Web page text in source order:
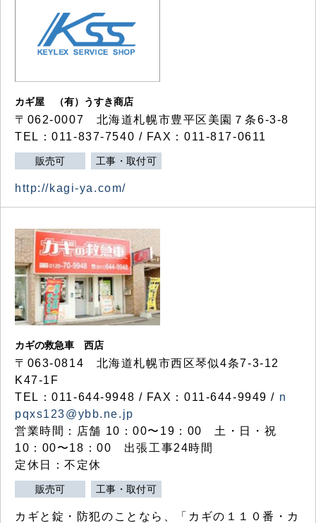
カギ屋 （有）うすき商店
〒062-0007 北海道札幌市豊平区美園７条6-3-8
TEL：011-837-7540 / FAX：011-817-0611
販売可 工事・取付可
http://kagi-ya.com/
カギの救急車 西店
〒063-0814 北海道札幌市西区琴似4条7-3-12
K47-1F
TEL：011-644-9948 / FAX：011-644-9949 / n
pqxs123@ybb.ne.jp
営業時間：店舗 10：00〜19：00 土・日・祝
10：00〜18：00 出張工事24時間
定休日：不定休
販売可 工事・取付可
カギと錠・防犯のことなら、「カギの１１０番・カ